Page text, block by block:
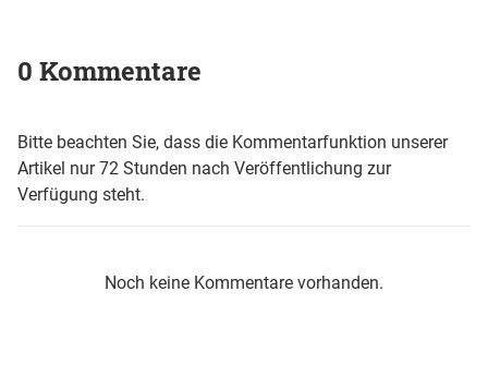
0 Kommentare
Bitte beachten Sie, dass die Kommentarfunktion unserer
Artikel nur 72 Stunden nach Veröffentlichung zur
Verfügung steht.
Noch keine Kommentare vorhanden.